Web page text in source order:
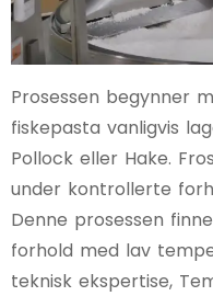
Prosessen begynner
fiskepasta vanligvis
Pollock eller Hake.
under kontrollerte
Denne prosessen
forhold med lav
teknisk ekspertise,